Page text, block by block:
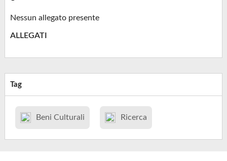
Nessun allegato presente
ALLEGATI
Tag
Beni Culturali Ricerca